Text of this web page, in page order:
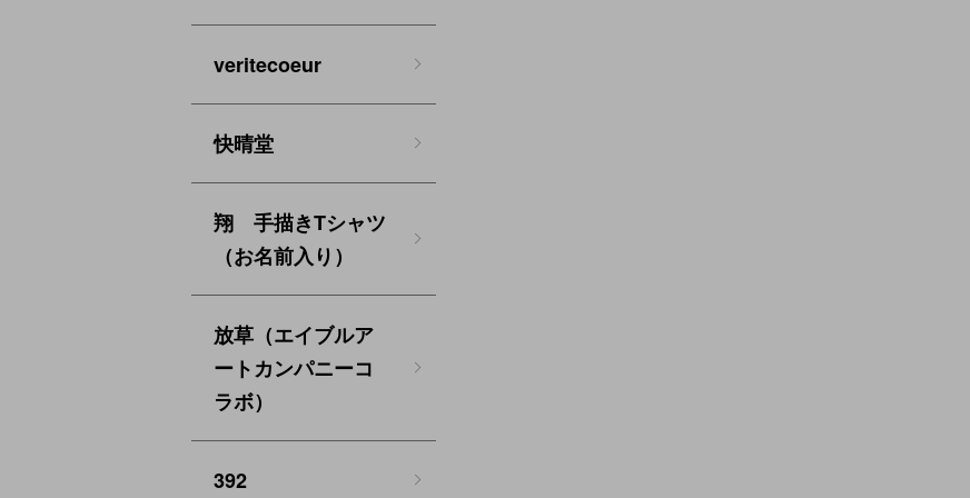
veritecoeur
快晴堂
翔 手描きTシャツ
（お名前入り）
放草（エイブルア
ートカンパニーコ
ラボ）
392